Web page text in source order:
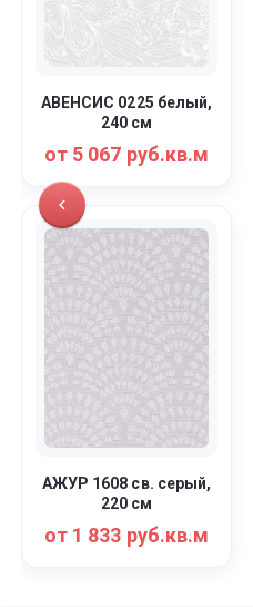
АВЕНСИС 0225 белый,
240 см
от 5 067 руб.кв.м
АЖУР 1608 св. серый,
220 см
от 1 833 руб.кв.м